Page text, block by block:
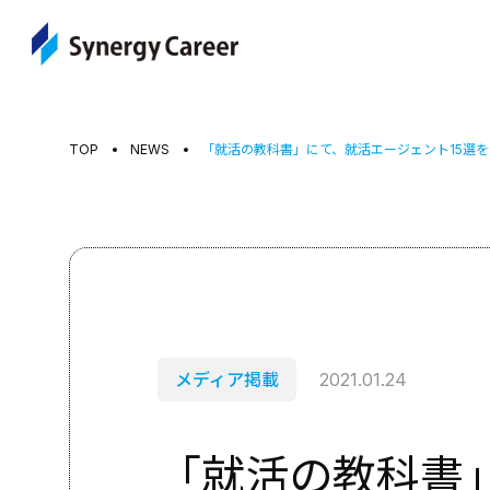
TOP NEWS 「就活の教科書」にて、就活エージェント15選
メディア掲載 2021.01.24
「就活の教科